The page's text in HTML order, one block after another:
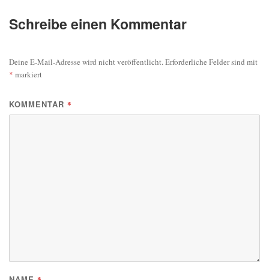
Schreibe einen Kommentar
Deine E-Mail-Adresse wird nicht veröffentlicht.Erforderliche Felder sind mit
* markiert
KOMMENTAR *